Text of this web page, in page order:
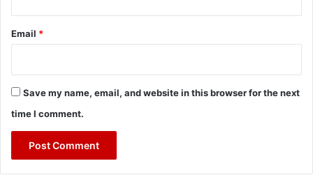
Email *
Save my name, email, and website in this browser for the next
time I comment.